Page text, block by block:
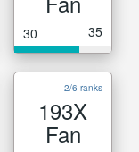
30 35
2/6 ranks
193X
Fan